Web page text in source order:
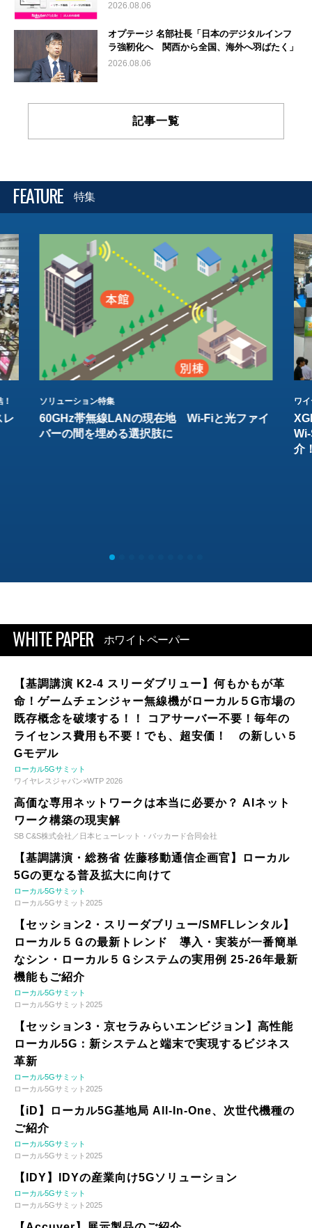
2026.08.06
オプテージ 名部社長「日本のデジタルインフ
ラ強靭化へ 関西から全国、海外へ羽ばたく」
2026.08.06
記事一覧
FEATURE 特集
レ
ソリューション特集
60GHz帯無線LANの現在地 Wi-Fiと光ファイ
バーの間を埋める選択肢に
ワ
介
WHITE PAPER ホワイトペーパー
【基調講演 K2-4 スリーダブリュー】何もかもが革
命！ゲームチェンジャー無線機がローカル５G市場の
既存概念を破壊する！！ コアサーバー不要！毎年の
ライセンス費用も不要！でも、超安価！ の新しい５
Gモデル
ローカル5Gサミット
ワイヤレスジャパン×WTP 2026
高価な専用ネットワークは本当に必要か？ AIネット
ワーク構築の現実解
SB C&S株式会社／日本ヒューレット・パッカード合同会社
【基調講演・総務省 佐藤移動通信企画官】ローカル
5Gの更なる普及拡大に向けて
ローカル5Gサミット
ローカル5Gサミット2025
【セッション2・スリーダブリュー/SMFLレンタル】
ローカル５Ｇの最新トレンド 導入・実装が一番簡単
なシン・ローカル５Ｇシステムの実用例 25-26年最新
機能もご紹介
ローカル5Gサミット
ローカル5Gサミット2025
【セッション3・京セラみらいエンビジョン】高性能
ローカル5G：新システムと端末で実現するビジネス
革新
ローカル5Gサミット
ローカル5Gサミット2025
【iD】ローカル5G基地局 All-In-One、次世代機種の
ご紹介
ローカル5Gサミット
ローカル5Gサミット2025
【IDY】IDYの産業向け5Gソリューション
ローカル5Gサミット
ローカル5Gサミット2025